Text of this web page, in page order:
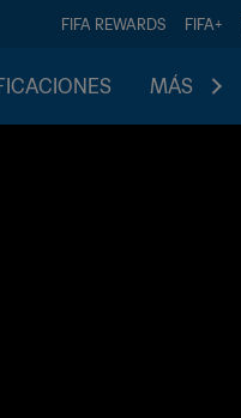
FIFA REWARDS FIFA+
MÁS